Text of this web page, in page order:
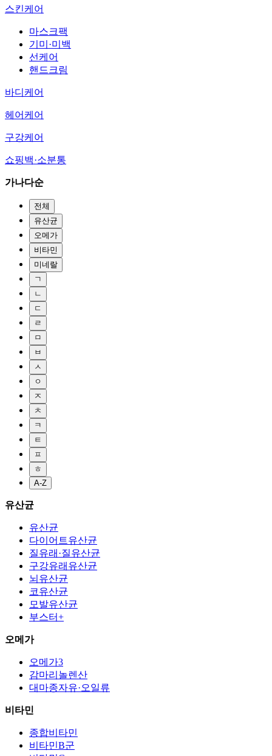
스킨케어
마스크팩
기미·미백
선케어
핸드크림
바디케어
헤어케어
구강케어
쇼핑백·소분통
가나다순
전체
유산균
오메가
비타민
미네랄
ㄱ
ㄴ
ㄷ
ㄹ
ㅁ
ㅂ
ㅅ
ㅇ
ㅈ
ㅊ
ㅋ
ㅌ
ㅍ
ㅎ
A-Z
유산균
유산균
다이어트유산균
질유래·질유산균
구강유래유산균
뇌유산균
코유산균
모발유산균
부스터+
오메가
오메가3
감마리놀렌산
대마종자유·오일류
비타민
종합비타민
비타민B군